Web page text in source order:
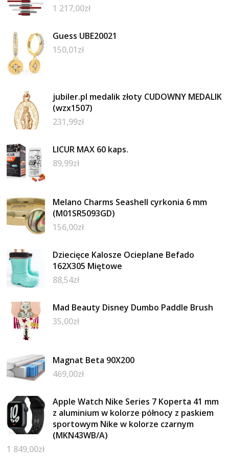
1 217,00zł
Guess UBE20021
150,01zł
jubiler.pl medalik złoty CUDOWNY MEDALIK
(wzx1507)
231,99zł
LICUR MAX 60 kaps.
89,99zł
Melano Charms Seashell cyrkonia 6 mm
(M01SR5093GD)
156,00zł
Dziecięce Kalosze Ocieplane Befado
162X305 Miętowe
88,54zł
Mad Beauty Disney Dumbo Paddle Brush
35,00zł
Magnat Beta 90X200
469,00zł
Apple Watch Nike Series 7 Koperta 41 mm
z aluminium w kolorze północy z paskiem
sportowym Nike w kolorze czarnym
(MKN43WB/A)
1 849,00zł